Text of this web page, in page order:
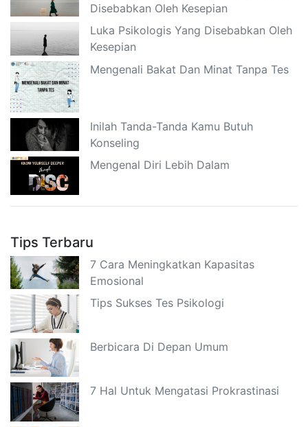
Disebabkan Oleh Kesepian
Luka Psikologis Yang Disebabkan Oleh
Kesepian
Mengenali Bakat Dan Minat Tanpa Tes
Inilah Tanda-Tanda Kamu Butuh
Konseling
Mengenal Diri Lebih Dalam
Tips Terbaru
7 Cara Meningkatkan Kapasitas
Emosional
Tips Sukses Tes Psikologi
Berbicara Di Depan Umum
7 Hal Untuk Mengatasi Prokrastinasi